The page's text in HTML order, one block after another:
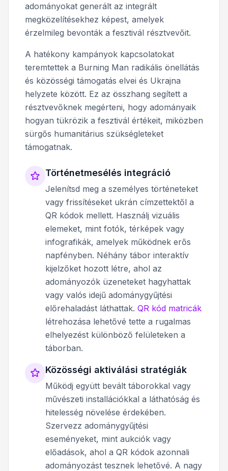
adományokat generált az integrált
megközelítésekhez képest, amelyek
érzelmileg bevonták a fesztivál résztvevőit.
A hatékony kampányok kapcsolatokat
teremtettek a Burning Man radikális önellátás
és közösségi támogatás elvei és Ukrajna
helyzete között. Ez az összhang segített a
résztvevőknek megérteni, hogy adományaik
hogyan tükrözik a fesztivál értékeit, miközben
sürgős humanitárius szükségleteket
támogatnak.
Történetmesélés integráció
Jelenítsd meg a személyes történeteket
vagy frissítéseket ukrán címzettektől a
QR kódok mellett. Használj vizuális
elemeket, mint fotók, térképek vagy
infografikák, amelyek működnek erős
napfényben. Néhány tábor interaktív
kijelzőket hozott létre, ahol az
adományozók üzeneteket hagyhattak
vagy valós idejű adománygyűjtési
előrehaladást láthattak. QR kód matricák
létrehozása lehetővé tette a rugalmas
elhelyezést különböző felületeken a
táborban.
Közösségi aktiválási stratégiák
Működj együtt bevált táborokkal vagy
művészeti installációkkal a láthatóság és
hitelesség növelése érdekében.
Szervezz adománygyűjtési
eseményeket, mint aukciók vagy
előadások, ahol a QR kódok azonnali
adományozást tesznek lehetővé. A nagy